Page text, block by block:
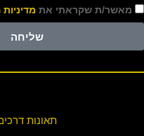
מאשר/ת שקראתי את
שליחה
תאונות